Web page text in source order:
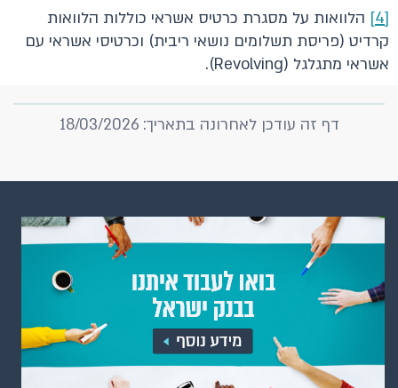
[4]
הלוואות על מסגרת כרטיס אשראי כוללות הלוואות
קרדיט (פריסת תשלומים נושאי ריבית) וכרטיסי אשראי עם
אשראי מתגלגל (Revolving).
דף זה עודכן לאחרונה בתאריך: 18/03/2026